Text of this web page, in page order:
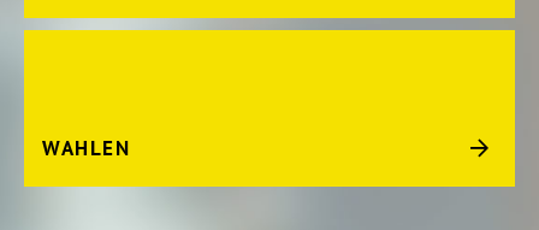
WAHLEN